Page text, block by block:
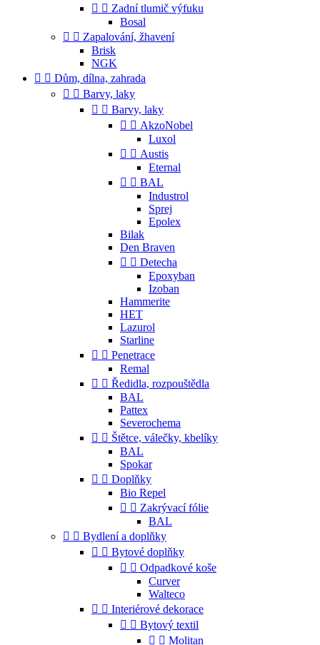
  Zadní tlumič výfuku
Bosal
  Zapalování, žhavení
Brisk
NGK
  Dům, dílna, zahrada
  Barvy, laky
  Barvy, laky
  AkzoNobel
Luxol
  Austis
Eternal
  BAL
Industrol
Sprej
Epolex
Bilak
Den Braven
  Detecha
Epoxyban
Izoban
Hammerite
HET
Lazurol
Starline
  Penetrace
Remal
  Ředidla, rozpouštědla
BAL
Pattex
Severochema
  Štětce, válečky, kbelíky
BAL
Spokar
  Doplňky
Bio Repel
  Zakrývací fólie
BAL
  Bydlení a doplňky
  Bytové doplňky
  Odpadkové koše
Curver
Walteco
  Interiérové dekorace
  Bytový textil
  Molitan